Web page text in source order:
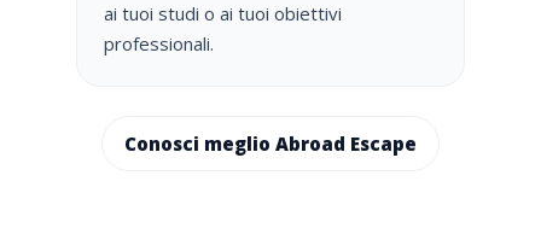
ai tuoi studi o ai tuoi obiettivi
professionali.
Conosci meglio Abroad Escape